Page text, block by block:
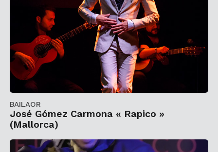
BAILAOR
José Gómez Carmona « Rapico »
(Mallorca)